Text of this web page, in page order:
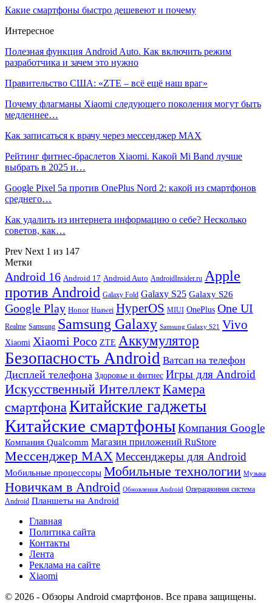
Какие смартфоны быстро дешевеют и почему
Интересное
Полезная функция Android Auto. Как включить режим
разработчика и зачем это нужно
Правительство США: «ZTE – всё ещё наш враг»
Почему флагманы Xiaomi следующего поколения могут быть
медленнее…
Как записаться к врачу через мессенджер MAX
Рейтинг фитнес-браслетов Xiaomi. Какой Mi Band лучше
выбрать в 2025 и…
Google Pixel 5a против OnePlus Nord 2: какой из смартфонов
среднего…
Как удалить из интернета информацию о себе? Несколько
советов, как…
Prev Next 1 из 147
Метки
Android 16 Android 17 Android Auto AndroidInsider.ru Apple
против Android Galaxy Fold Galaxy S25 Galaxy S26
Google Play Honor Huawei HyperOS MIUI OnePlus One UI
Realme Samsung Samsung Galaxy Samsung Galaxy S21 Vivo
Xiaomi Xiaomi Poco ZTE Аккумулятор
Безопасность Android Ватсап на телефон
Дисплей телефона Здоровье и фитнес Игры для Android
Искусственный ИнтеллектКамера
смартфонаКитайские гаджеты
Китайские смартфоныКомпания Google
Компания Qualcomm Магазин приложений RuStore
Мессенджер MAXМессенджеры для Android
Мобильные процессоры Мобильные технологии Музыка
Новичкам в Android Обновления Android Операционная система
Android Планшеты на Android
Главная
Политика сайта
Контакты
Лента
Реклама на сайте
Xiaomi
© 2026 - Обзоры Android смартфонов. Все права защищены.